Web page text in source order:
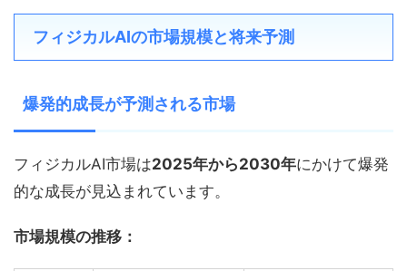
フィジカルAIの市場規模と将来予測
爆発的成長が予測される市場
フィジカルAI市場は2025年から2030年にかけて爆発
的な成長が見込まれています。
市場規模の推移：